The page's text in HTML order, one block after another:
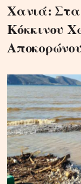
Χανιά: Στα
Κόκκινου